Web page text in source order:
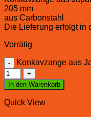
205 mm
aus Carbonstahl
Die Lieferung erfolgt in
Vorrätig
Konkavzange aus
In den Warenkorb
Quick View